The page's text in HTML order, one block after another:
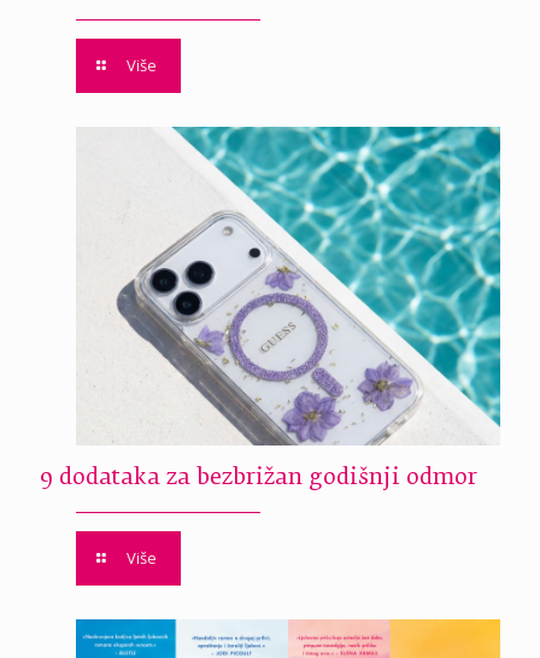
Više
9 dodataka za bezbrižan godišnji odmor
Više